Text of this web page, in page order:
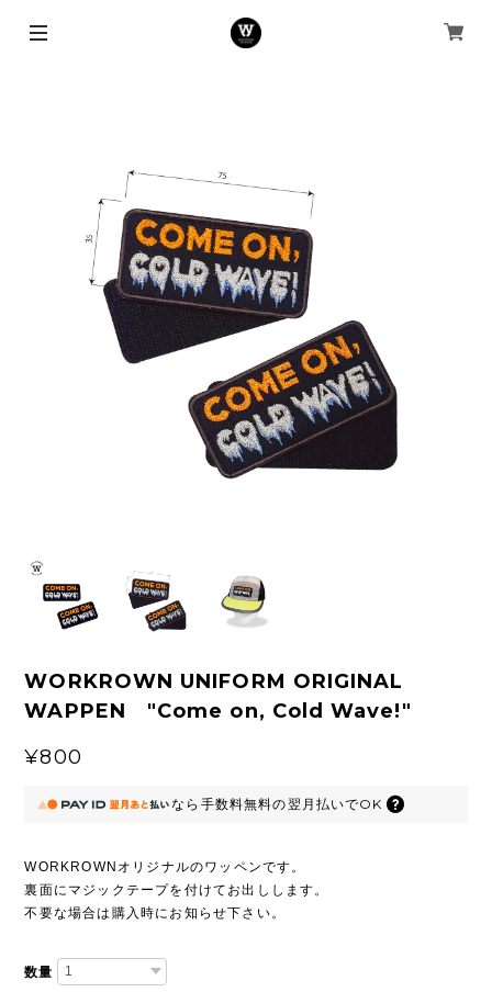
WORKROWN UNIFORM ORIGINAL
WAPPEN "Come on, Cold Wave!"
¥800
なら 手数料無料の翌月払いでOK
WORKROWNオリジナルのワッペンです。
裏面にマジックテープを付けてお出しします。
不要な場合は購入時にお知らせ下さい。
数量